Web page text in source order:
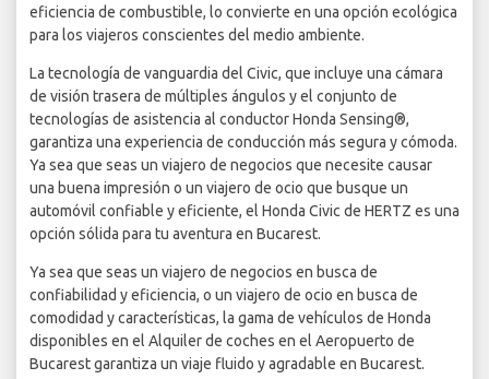
eficiencia de combustible, lo convierte en una opción ecológica
para los viajeros conscientes del medio ambiente.
La tecnología de vanguardia del Civic, que incluye una cámara
de visión trasera de múltiples ángulos y el conjunto de
tecnologías de asistencia al conductor Honda Sensing®,
garantiza una experiencia de conducción más segura y cómoda.
Ya sea que seas un viajero de negocios que necesite causar
una buena impresión o un viajero de ocio que busque un
automóvil confiable y eficiente, el Honda Civic de HERTZ es una
opción sólida para tu aventura en Bucarest.
Ya sea que seas un viajero de negocios en busca de
confiabilidad y eficiencia, o un viajero de ocio en busca de
comodidad y características, la gama de vehículos de Honda
disponibles en el Alquiler de coches en el Aeropuerto de
Bucarest garantiza un viaje fluido y agradable en Bucarest.